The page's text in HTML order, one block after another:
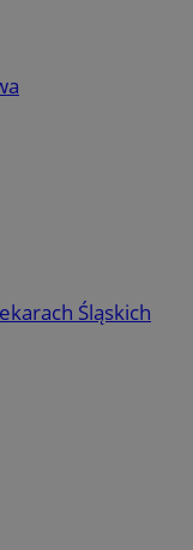
Śląskich